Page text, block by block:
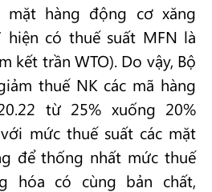
mặt hàng động cơ xăng
hiện có thuế suất MFN là
kết trần WTO). Do vậy, Bộ
thuế NK các mã hàng
từ 25% xuống 20%
mức thuế suất các mặt
để thống nhất mức thuế
hóa có cùng bản chất,